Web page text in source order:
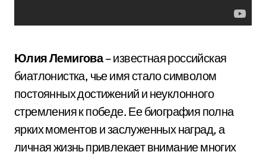
Юлия Лемигова– известная российская
биатлонистка, чье имя стало символом
постоянных достижений и неуклонного
стремления к победе. Ее биография полна
ярких моментов и заслуженных наград, а
личная жизнь привлекает внимание многих